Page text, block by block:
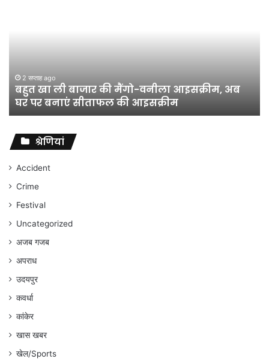
शिक्षा
विभाग
विवादों
संघर्ष
जारी
रहेगा
अंकित
गौरहा
जून 11, 2026
जिला शिक्षा अधिकारी का तबादला हुआ, लेकिन शिक्षा
विभाग के विवादों पर संघर्ष जारी रहेगा : अंकित गौरहा
श्रेणियां
Accident
Crime
Festival
Uncategorized
अजब गजब
अपराध
उदयपुर
कवर्धा
कांकेर
खास खबर
खेल/Sports